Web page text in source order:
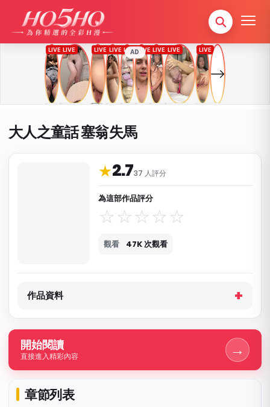
AD
大人之童話 塞翁失馬
★2.737 人評分
為這部作品評分
觀看 47K 次觀看
作品資料與分類
作品資料
開始閱讀
直接進入精彩內容 →
章節列表